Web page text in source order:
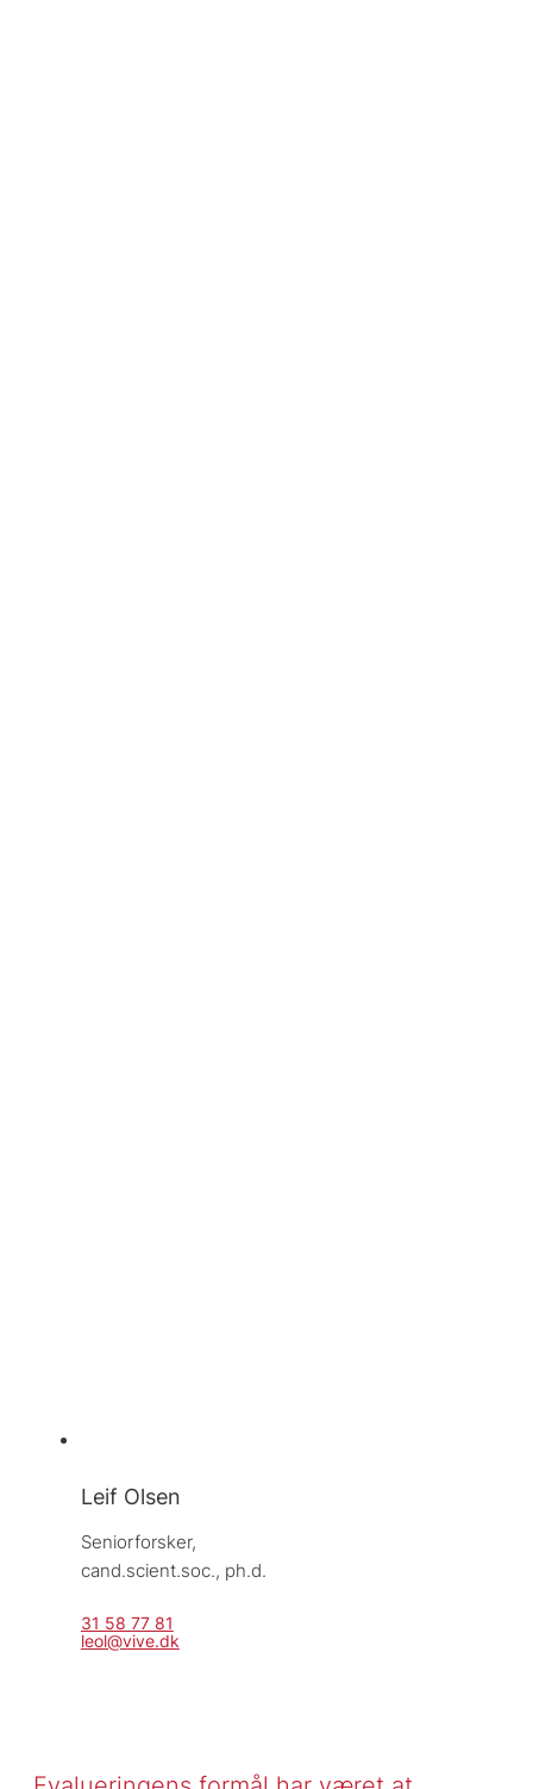
Leif Olsen
Seniorforsker,
cand.scient.soc., ph.d.
31 58 77 81
leol@vive.dk